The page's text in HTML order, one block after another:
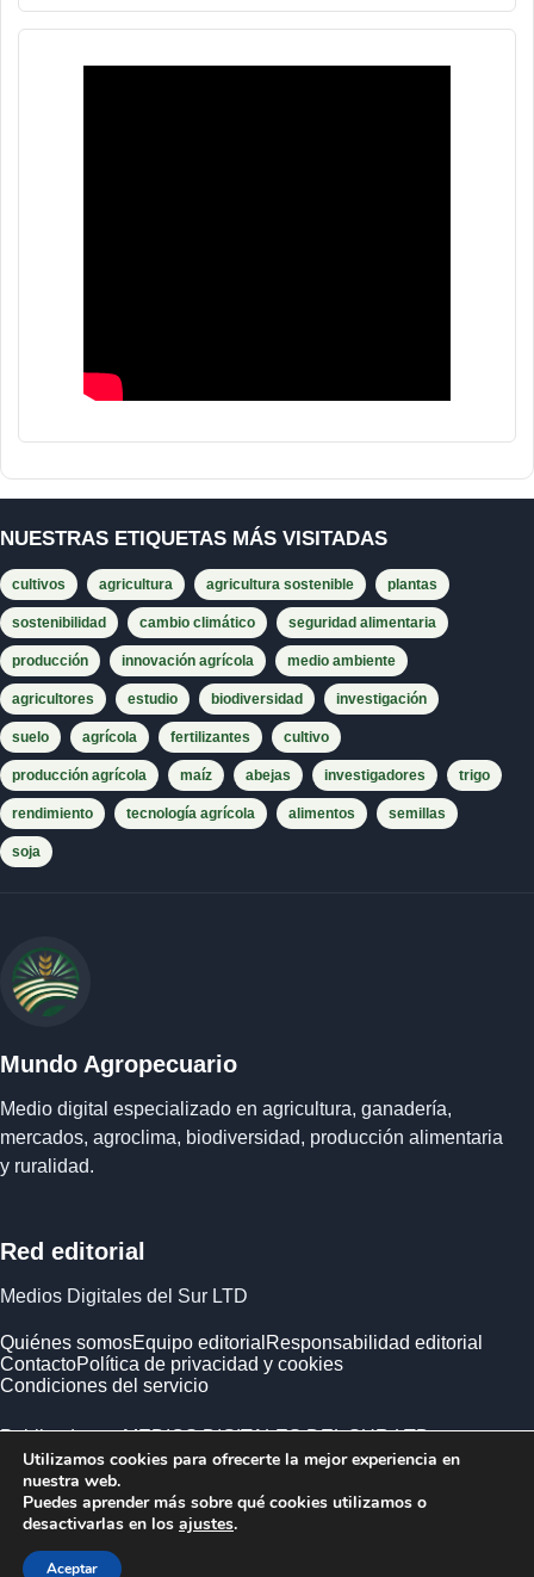
NUESTRAS ETIQUETAS MÁS VISITADAS
cultivos agricultura agricultura sostenible plantas
sostenibilidad cambio climático seguridad alimentaria
producción innovación agrícola medio ambiente
agricultores estudio biodiversidad investigación
suelo agrícola fertilizantes cultivo
producción agrícola maíz abejas investigadores trigo
rendimiento tecnología agrícola alimentos semillas
soja
Mundo Agropecuario
Medio digital especializado en agricultura, ganadería,
mercados, agroclima, biodiversidad, producción alimentaria
y ruralidad.
Red editorial
Medios Digitales del Sur LTD
Quiénes somosEquipo editorial Responsabilidad editorial
ContactoPolítica de privacidad y cookies
Condiciones del servicio
Publicado por MEDIOS DIGITALES DEL SUR LTD ·
Empresa registrada en Inglaterra y Gales.
Utilizamos cookies para ofrecerte la mejor experiencia en
nuestra web.
Puedes aprender más sobre qué cookies utilizamos o
desactivarlas en los ajustes.
Aceptar